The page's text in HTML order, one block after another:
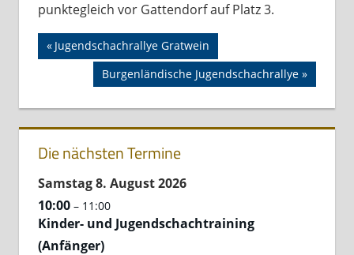
punktegleich vor Gattendorf auf Platz 3.
MEISTERSCHAFT
Beitragsnavigation
Vorheriger
Beitrag:
Jugendschachrallye Gratwein
Nächster
Beitrag:
Burgenländische Jugendschachrallye
Die nächsten Termine
Samstag8. August2026
10:00 – 11:00
Kinder- und Jugendschachtraining
(Anfänger)